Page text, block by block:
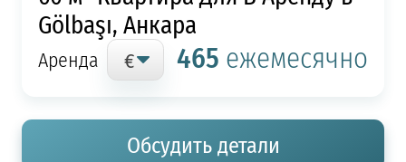
Gölbaşı, Анкара
Аренда 465 ежемесячно
Обсудить детали